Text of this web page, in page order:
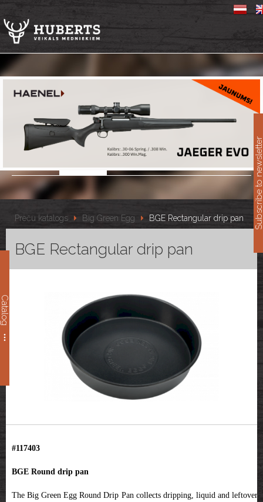
Catalog
Preču katalogs Big Green Egg BGE Rectangular drip pan
BGE Rectangular drip pan
#117403
BGE Round drip pan
The Big Green Egg Round Drip Pan collects dripping, liquid and leftovers,
Subscribe